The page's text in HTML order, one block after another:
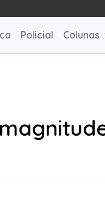
Policial Colunas